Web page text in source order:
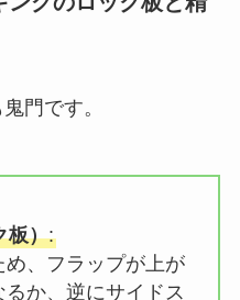
門です。
板）:
、フラップが上が
るか、逆にサイドス